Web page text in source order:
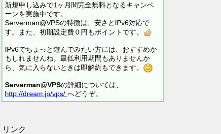
新規申し込みで1ヶ月間完全無料となるキャンペ
ーンを実施中です。
Serverman@VPSの特徴は、安さとIPv6対応で
す。また、初期設定費０円もポイントです。
IPv6でちょっと遊んでみたい方には、おすすめか
もしれませんね。最低利用期間もありませんか
ら、気に入らないときは即解約もできます。
Serverman@VPSの詳細については、
http://dream.jp/vps/ へどうぞ。
リンク